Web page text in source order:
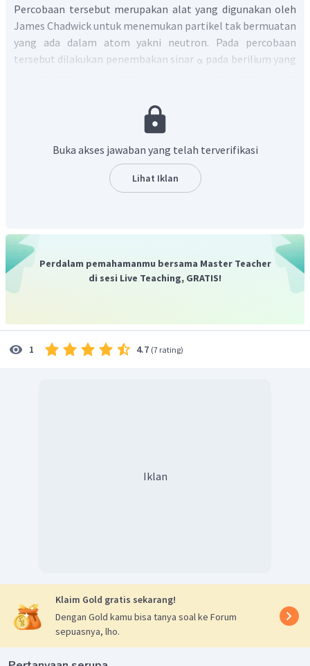
Percobaan tersebut merupakan alat yang digunakan oleh
James Chadwick untuk menemukan partikel tak bermuatan
yang ada dalam atom yakni neutron. Pada percobaan
tersebut dilakukan penembakan sinar
pada berilium yang
tersebut, proton pada parafin bergerak dengan energi yang
sama ketika sinar tak bermuatan tadi menumbuk proton
tersebut adalah neutron yang memiliki massa yang sama
Berdasarkan penjelasan tersebut, maka bagian yang
tersebut.
Jadi, jawaban yang benar adalah A.
Buka akses jawaban yang telah terverifikasi
Lihat Iklan
Perdalam pemahamanmu bersama Master Teacher
di sesi Live Teaching, GRATIS!
1 4.7 (7 rating)
Iklan
Klaim Gold gratis sekarang!
Dengan Gold kamu bisa tanya soal ke Forum
sepuasnya, lho.